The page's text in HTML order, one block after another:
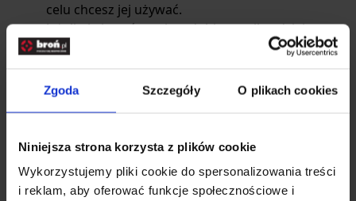
Zgoda Szczegóły O plikach cookies
Niniejsza strona korzysta z plików cookie
Wykorzystujemy pliki cookie do spersonalizowania treści
i reklam, aby oferować funkcje społecznościowe i
celu chcesz jej używać.
Jeżeli nie jesteś pewien, dobierz najbardziej
uniwersalny rodzaj lornetek, który pozwoli
Z biegiem czasu możesz dokupić kolejną
bardziej wyspecjalizować swój sprzęt i
Noktowizor – nie daj się ciemności